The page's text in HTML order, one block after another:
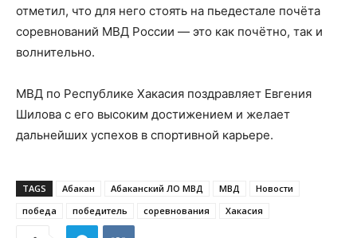
отметил, что для него стоять на пьедестале почёта
соревнований МВД России — это как почётно, так и
волнительно.
МВД по Республике Хакасия поздравляет Евгения
Шилова с его высоким достижением и желает
дальнейших успехов в спортивной карьере.
TAGS Абакан Абаканский ЛО МВД МВД
Новости
победа
победитель соревнования Хакасия